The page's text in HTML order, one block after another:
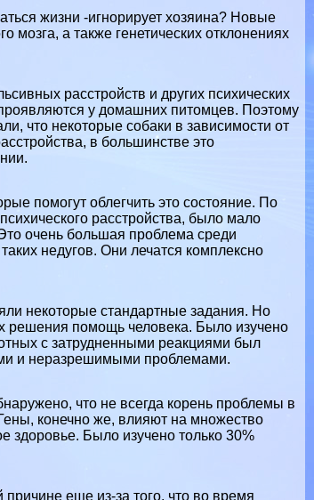
жизни -игнорирует хозяина? Новые
мозга, а также генетических отклонениях
расстройств и других психических
у домашних питомцев. Поэтому
что некоторые собаки в зависимости от
в большинстве это
помогут облегчить это состояние. По
расстройства, было мало
очень большая проблема среди
недугов. Они лечатся комплексно
некоторые стандартные задания. Но
решения помощь человека. Было изучено
с затрудненными реакциями был
и неразрешимыми проблемами.
что не всегда корень проблемы в
конечно же, влияют на множество
здоровье. Было изучено только 30%
еще из-за того, что во время